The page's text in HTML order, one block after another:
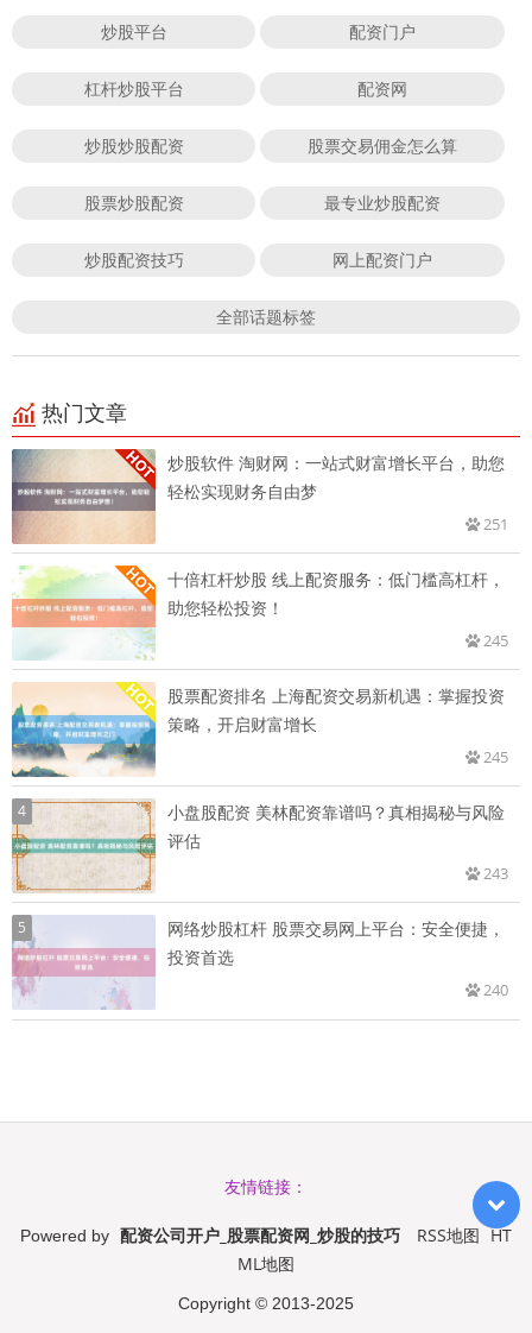
炒股平台 配资门户
杠杆炒股平台 配资网
炒股炒股配资 股票交易佣金怎么算
股票炒股配资 最专业炒股配资
炒股配资技巧 网上配资门户
全部话题标签
热门文章
炒股软件 淘财网：一站式财富增长平台，助您
轻松实现财务自由梦
251
十倍杠杆炒股 线上配资服务：低门槛高杠杆，
助您轻松投资！
245
股票配资排名 上海配资交易新机遇：掌握投资
策略，开启财富增长
245
4
小盘股配资 美林配资靠谱吗？真相揭秘与风险
评估
243
5
网络炒股杠杆 股票交易网上平台：安全便捷，
投资首选
240
友情链接：
Powered by 配资公司开户_股票配资网_炒股的技巧 RSS地图 HT
ML地图
Copyright © 2013-2025